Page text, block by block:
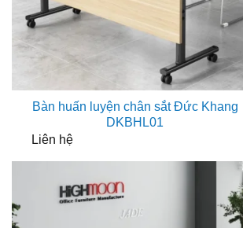
Bàn huấn luyện chân sắt Đức Khang
DKBHL01
Liên hệ